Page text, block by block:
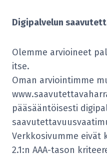
Digipalvelun
Olemme arvioineet
itse.
Oman arviointimme
pääsääntöisesti
Verkkosivumme eivät
2.1:n AAA-tason